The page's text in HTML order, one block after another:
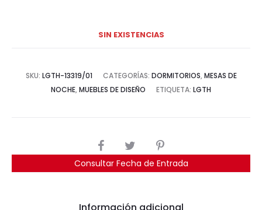
Consultar Fecha de Entrada
SIN EXISTENCIAS
SKU: LGTH-13319/01 CATEGORÍAS: DORMITORIOS, MESAS DE
NOCHE, MUEBLES DE DISEÑO ETIQUETA: LGTH
COMPARTIR
Información adicional